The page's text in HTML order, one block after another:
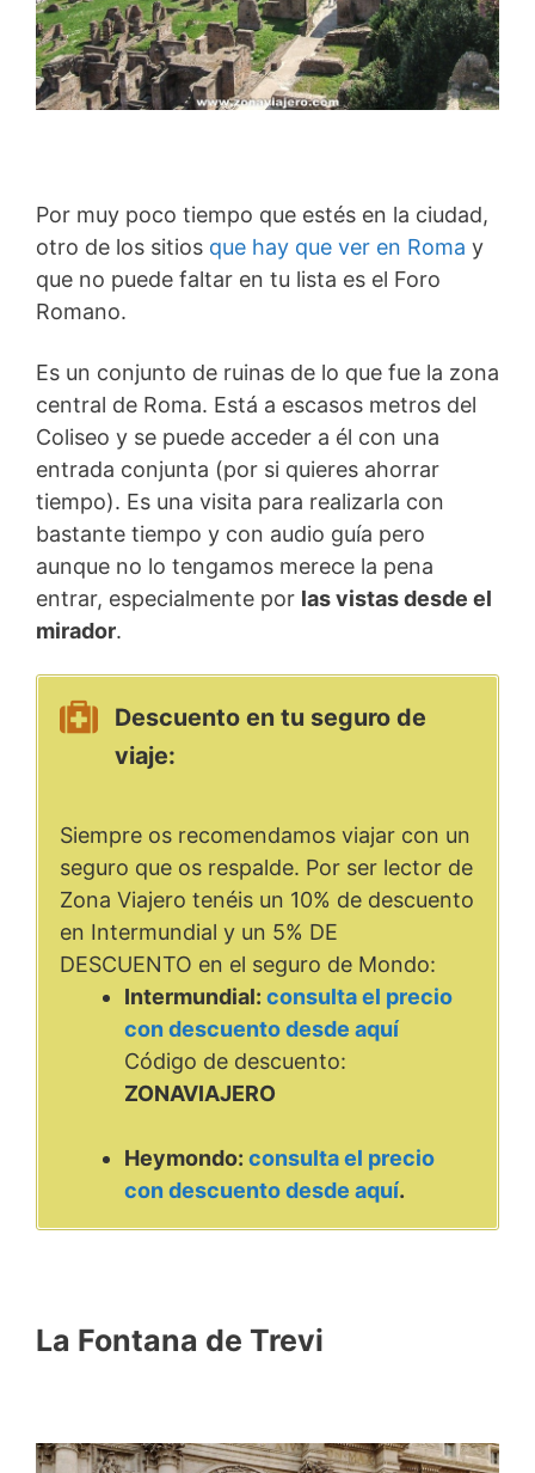
Por muy poco tiempo que estés en la ciudad,
otro de los sitios que hay que ver en Roma y
que no puede faltar en tu lista es el Foro
Romano.
Es un conjunto de ruinas de lo que fue la zona
central de Roma. Está a escasos metros del
Coliseo y se puede acceder a él con una
entrada conjunta (por si quieres ahorrar
tiempo). Es una visita para realizarla con
bastante tiempo y con audio guía pero
aunque no lo tengamos merece la pena
entrar, especialmente por las vistas desde el
mirador.
Descuento en tu seguro de
viaje:
Siempre os recomendamos viajar con un
seguro que os respalde. Por ser lector de
Zona Viajero tenéis un 10% de descuento
en Intermundial y un 5% DE
DESCUENTO en el seguro de Mondo:
Intermundial: consulta el precio
con descuento desde aquí
Código de descuento:
ZONAVIAJERO
Heymondo: consulta el precio
con descuento desde aquí.
La Fontana de Trevi